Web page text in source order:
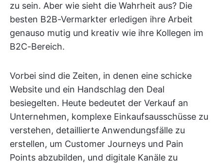
zu sein. Aber wie sieht die Wahrheit aus? Die
besten B2B-Vermarkter erledigen ihre Arbeit
genauso mutig und kreativ wie ihre Kollegen im
B2C-Bereich.
Vorbei sind die Zeiten, in denen eine schicke
Website und ein Handschlag den Deal
besiegelten. Heute bedeutet der Verkauf an
Unternehmen, komplexe Einkaufsausschüsse zu
verstehen, detaillierte Anwendungsfälle zu
erstellen, um Customer Journeys und Pain
Points abzubilden, und digitale Kanäle zu